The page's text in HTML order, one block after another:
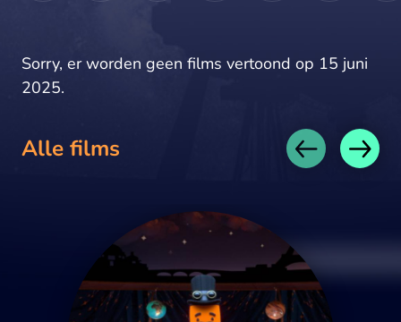
Sorry, er worden geen films vertoond op 15 juni
2025.
Alle films